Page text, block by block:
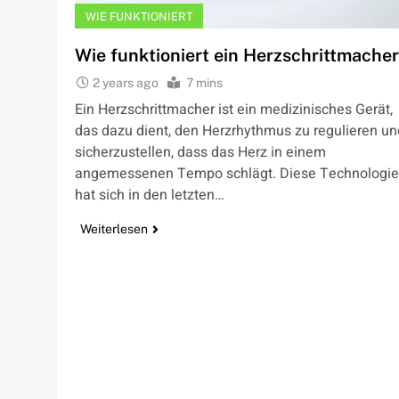
WIE FUNKTIONIERT
Wie funktioniert ein
2 years ago 7 mins
Ein Herzschrittmacher ist ein medizinisches Gerät,
das dazu dient, den Herzrhythmus zu regulieren
sicherzustellen, dass das Herz in einem
angemessenen Tempo schlägt. Diese Technologie
hat sich in den letzten…
Weiterlesen